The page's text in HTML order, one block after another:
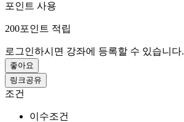
포인트 사용
200포인트 적립
로그인하시면 강좌에 등록할 수 있습니다.
좋아요
링크공유
조건
이수조건